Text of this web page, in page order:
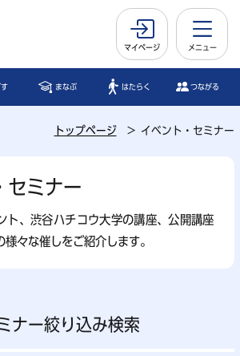
マイページ メニュー
す まなぶ はたらく つながる
トップページ イベント・セミナー
セミナー
ト、渋⾕ハチコウ⼤学の講座、公開講座
々な催しをご紹介します。
ナー絞り込み検索